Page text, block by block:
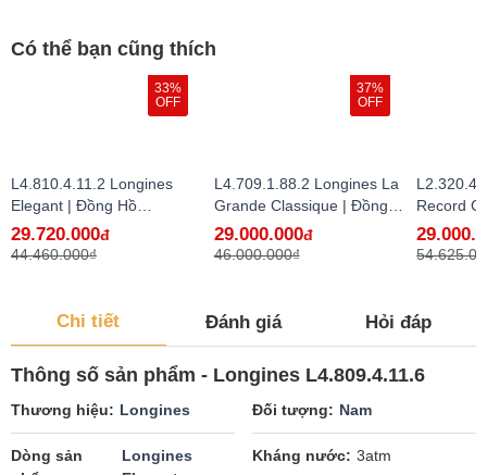
Có thể bạn cũng thích
33%
OFF
L4.810.4.11.2 Longines
Elegant | Đồng Hồ
Longines Chính Hãng Bán
Lẻ Tại VN
29.720.000đ
44.460.000₫
37%
OFF
L4.709.1.88.2 Longines La
Grande Classique | Đồng
Hồ Longines Chính Hãng
Bán Lẻ Tại VN
29.000.000đ
46.000.000₫
Record
Hồ
Bán Lẻ
Chi tiết Đánh giá Hỏi đáp
Thông số sản phẩm - Longines L4.809.4.11.6
Thương hiệu Longines Đối tượng Nam
Dòng sản
Longines
Kháng nước 3atm